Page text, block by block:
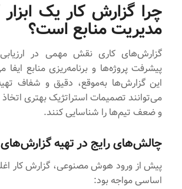
چرا گزارش کار یک
مدیریت منابع است؟
گزارش‌های کاری نقش مهمی در
پیشرفت پروژه‌ها و برنامه‌ریزی منابع ایفا
این گزارش‌ها به‌موقع، دقیق و شفاف
می‌توانند تصمیمات استراتژیک بهتری
و ضعف تیم‌ها را شناسایی کنند.
چالش‌های رایج در تهیه
پیش از ورود هوش مصنوعی، گزارش‌ کار
اساسی مواجه بود: